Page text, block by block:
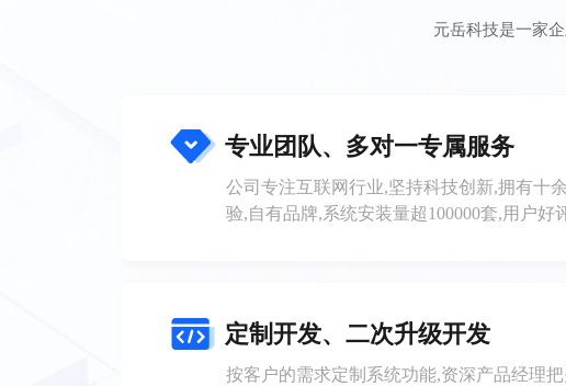
元岳科技是一家
专业团队、多对一专属服务
公司专注互联网行业,坚持科技创新,拥有十
验,自有品牌,系统安装量超100000套,用户好
定制开发、二次升级开发
按客户的需求定制系统功能,资深产品经理